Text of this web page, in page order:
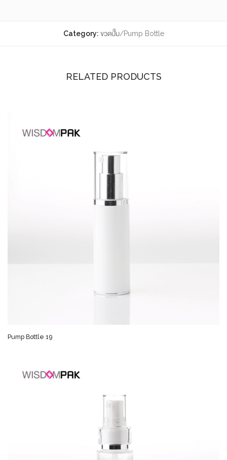
Category: ขวดปั๊ม/Pump Bottle
RELATED PRODUCTS
Pump Bottle 19